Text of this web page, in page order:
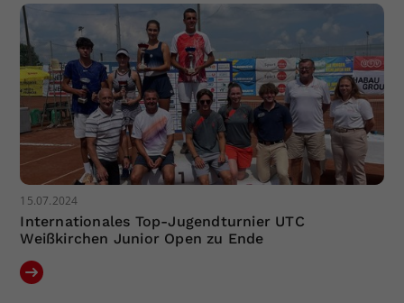
15.07.2024
Internationales Top-Jugendturnier UTC
Weißkirchen Junior Open zu Ende